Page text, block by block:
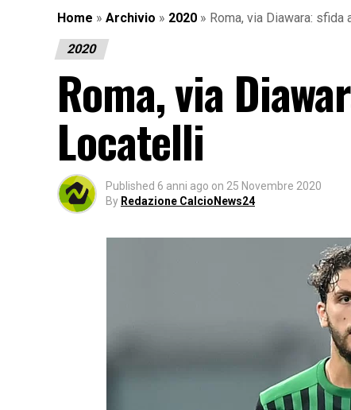
Home » Archivio » 2020 » Roma, via Diawara:
2020
Roma, via
Locatelli
Published 6 anni ago on 25 Novembre 2020
By Redazione CalcioNews24